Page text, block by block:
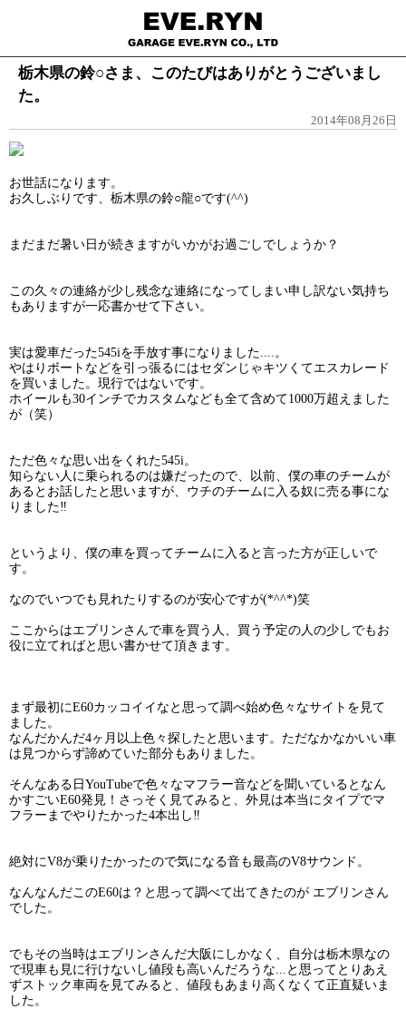
栃木県の鈴○さま、このたびはありがとうございまし
た。
2014年08月26日
お世話になります。
お久しぶりです、栃木県の鈴○龍○です(^^)
まだまだ暑い日が続きますがいかがお過ごしでしょうか？
この久々の連絡が少し残念な連絡になってしまい申し訳ない気持ち
もありますが一応書かせて下さい。
実は愛車だった545iを手放す事になりました....。
やはりボートなどを引っ張るにはセダンじゃキツくてエスカレード
を買いました。現行ではないです。
ホイールも30インチでカスタムなども全て含めて1000万超えました
が（笑）
ただ色々な思い出をくれた545i。
知らない人に乗られるのは嫌だったので、以前、僕の車のチームが
あるとお話したと思いますが、ウチのチームに入る奴に売る事にな
りました‼︎
というより、僕の車を買ってチームに入ると言った方が正しいで
す。
なのでいつでも見れたりするのが安心ですが(*^^*)笑
ここからはエブリンさんで車を買う人、買う予定の人の少しでもお
役に立てればと思い書かせて頂きます。
まず最初にE60カッコイイなと思って調べ始め色々なサイトを見て
ました。
なんだかんだ4ヶ月以上色々探したと思います。ただなかなかいい車
は見つからず諦めていた部分もありました。
そんなある日YouTubeで色々なマフラー音などを聞いているとなん
かすごいE60発見！さっそく見てみると、外見は本当にタイプでマ
フラーまでやりたかった4本出し‼︎
絶対にV8が乗りたかったので気になる音も最高のV8サウンド。
なんなんだこのE60は？と思って調べて出てきたのが エブリンさん
でした。
でもその当時はエブリンさんだ大阪にしかなく、自分は栃木県なの
で現車も見に行けないし値段も高いんだろうな...と思ってとりあえ
ずストック車両を見てみると、値段もあまり高くなくて正直疑いま
した。